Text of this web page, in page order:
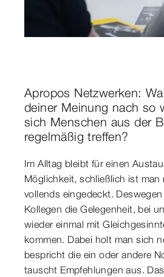
Apropos Netzwerken:
deiner Meinung nach so
sich Menschen aus der
regelmäßig treffen?
Im Alltag bleibt für einen
Möglichkeit, schließlich ist man
vollends eingedeckt.
Kollegen die Gelegenheit, bei
wieder einmal mit
kommen. Dabei holt man sich
bespricht die ein oder andere
tauscht Empfehlungen aus.